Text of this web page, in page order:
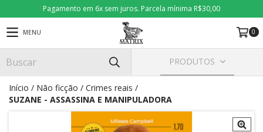
Pagamento em 6x sem juros. Parcela mínima R$30,00
MENU 0
PRODUTOS
Início / Não ficção / Crimes reais /
SUZANE - ASSASSINA E MANIPULADORA